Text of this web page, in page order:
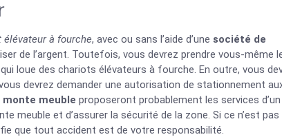
élévateur à fourche, avec ou sans l’aide d’une société de
de l’argent. Toutefois, vous devrez prendre vous-même
loue des chariots élévateurs à fourche. En outre, vous
devrez demander une autorisation de stationnement
meuble proposeront probablement les services
meuble et d’assurer la sécurité de la zone. Si ce n’est pas
que tout accident est de votre responsabilité.